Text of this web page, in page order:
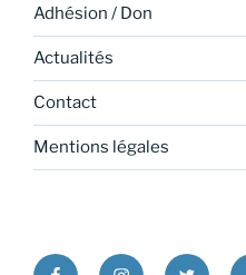
Adhésion / Don
Actualités
Contact
Mentions légales
FacebookInstagramTwitter